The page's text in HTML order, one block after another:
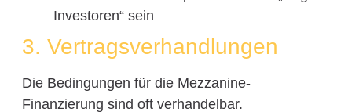
Investoren“ sein
3. Vertragsverhandlungen
Die Bedingungen für die Mezzanine-
Finanzierung sind oft verhandelbar.